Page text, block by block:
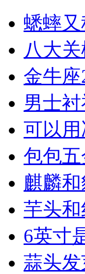
蟋蟀
八大
金牛座
男士
可以
包包
麒麟
芋头
6英寸
蒜头